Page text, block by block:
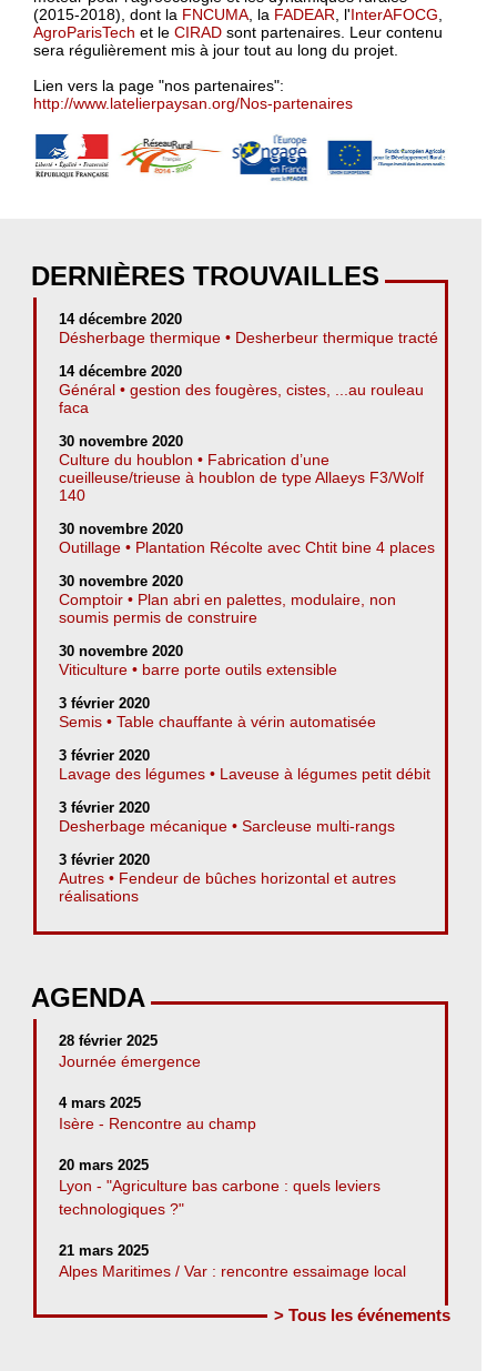
(2015-2018), dont la FNCUMA, la FADEAR, l'InterAFOCG,
AgroParisTech et le CIRAD sont partenaires. Leur contenu
sera régulièrement mis à jour tout au long du projet.
Lien vers la page "nos partenaires":
http://www.latelierpaysan.org/Nos-partenaires
DERNIÈRES TROUVAILLES
14 décembre 2020
Désherbage thermique • Desherbeur thermique tracté
14 décembre 2020
Général • gestion des fougères, cistes, ...au rouleau
faca
30 novembre 2020
Culture du houblon • Fabrication d’une
cueilleuse/trieuse à houblon de type Allaeys F3/Wolf
140
30 novembre 2020
Outillage • Plantation Récolte avec Chtit bine 4 places
30 novembre 2020
Comptoir • Plan abri en palettes, modulaire, non
soumis permis de construire
30 novembre 2020
Viticulture • barre porte outils extensible
3 février 2020
Semis • Table chauffante à vérin automatisée
3 février 2020
Lavage des légumes • Laveuse à légumes petit débit
3 février 2020
Desherbage mécanique • Sarcleuse multi-rangs
3 février 2020
Autres • Fendeur de bûches horizontal et autres
réalisations
AGENDA
28 février 2025
Journée émergence
4 mars 2025
Isère - Rencontre au champ
20 mars 2025
Lyon - "Agriculture bas carbone : quels leviers
technologiques ?"
21 mars 2025
Alpes Maritimes / Var : rencontre essaimage local
> Tous les événements